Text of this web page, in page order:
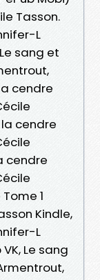
Tasson.
L
sang et
cendre
la cendre
cendre
1
Kindle,
L
Le sang